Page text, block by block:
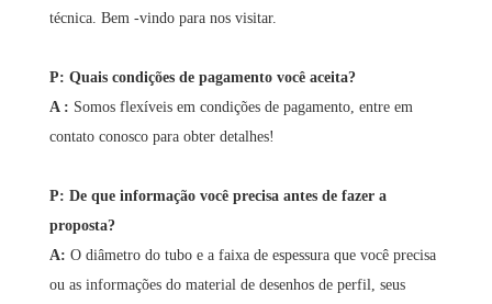
técnica. Bem -vindo para nos visitar.
P: Quais condições de pagamento você aceita?
A : Somos flexíveis em condições de pagamento, entre em
contato conosco para obter detalhes!
P: De que informação você precisa antes de fazer a
proposta?
A: O diâmetro do tubo e a faixa de espessura que você precisa
ou as informações do material de desenhos de perfil, seus